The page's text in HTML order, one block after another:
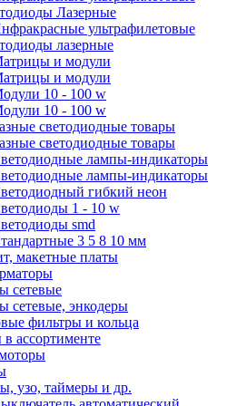
Лазерные
ультрафилетовые
лазерные
и модули
и модули
10 - 100 w
10 - 100 w
светодиодные товары
светодиодные товары
лампы-индикаторы
лампы-индикаторы
гибкий неон
1 - 10 w
smd
3 5 8 10 мм
макетные платы
сетевые
сетевые, энкодеры
фильтры и кольца
ассортименте
узо, таймеры и др.